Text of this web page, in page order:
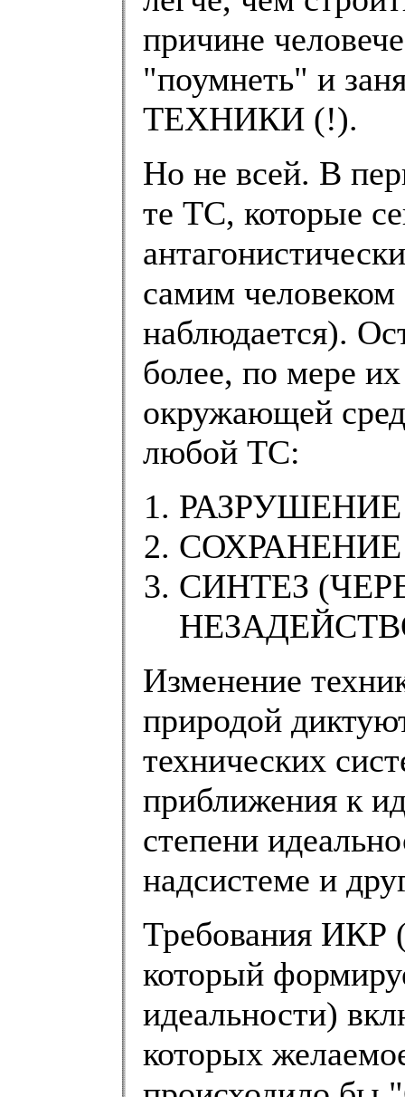
причине
"поумнеть" и
ТЕХНИКИ (!).
Но не всей. В
те ТС, которые
самим человеком
наблюдается).
более, по мере
окружающей
любой ТС:
СИНТЕЗ
Изменение
природой
технических
приближения к
степени
надсистеме и
Требования ИКР
который
идеальности)
которых